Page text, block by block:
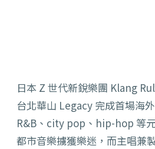
日本 Z 世代新銳樂團 Klang
台北華山 Legacy 完成首場海
R&B、city pop、hip-hop 等
都市音樂擄獲樂迷，而主唱兼